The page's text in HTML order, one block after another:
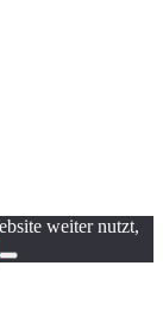
weiter nutzt,